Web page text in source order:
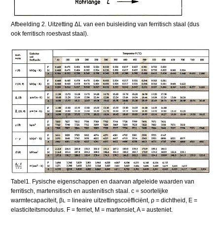
Afbeelding 2. Uitzetting ΔL van een buisleiding van ferritisch staal (dus
ook ferritisch roestvast staal).
Tabel1. Fysische eigenschappen en daarvan afgeleide waarden van
ferritisch, martensitisch en austenitisch staal. c = soortelijke
warmtecapaciteit, βL
= lineaire uitzettingscoëfficiënt, ρ = dichtheid, E =
elasticiteitsmodulus. F = ferriet, M = martensiet, A = austeniet.